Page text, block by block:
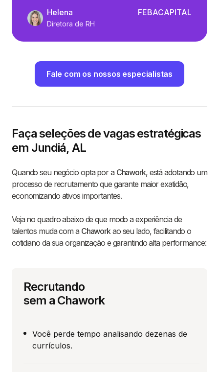
Helena
Diretora de RH
FEBACAPITAL
Fale com os nossos especialistas
Faça seleções de vagas estratégicas
em Jundiá, AL
Quando seu negócio opta por a Chawork, está adotando um
processo de recrutamento que garante maior exatidão,
economizando ativos importantes.
Veja no quadro abaixo de que modo a experiência de
talentos muda com a Chaworkao seu lado, facilitando o
cotidiano da sua organização e garantindo alta performance:
Recrutando
sem a Chawork
Você perde tempo analisando dezenas de
currículos.